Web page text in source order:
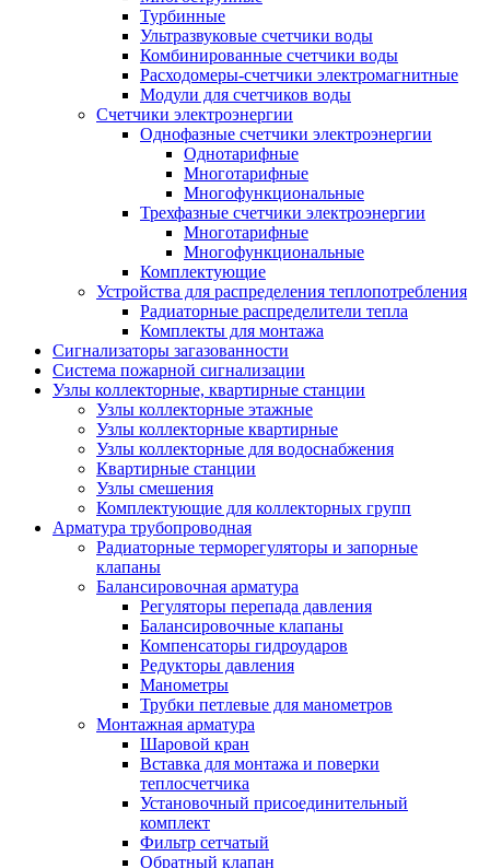
Турбинные
Ультразвуковые счетчики воды
Комбинированные счетчики воды
Расходомеры-счетчики электромагнитные
Модули для счетчиков воды
Счетчики электроэнергии
Однофазные счетчики электроэнергии
Однотарифные
Многотарифные
Многофункциональные
Трехфазные счетчики электроэнергии
Многотарифные
Многофункциональные
Комплектующие
Устройства для распределения теплопотребления
Радиаторные распределители тепла
Комплекты для монтажа
Сигнализаторы загазованности
Система пожарной сигнализации
Узлы коллекторные, квартирные станции
Узлы коллекторные этажные
Узлы коллекторные квартирные
Узлы коллекторные для водоснабжения
Квартирные станции
Узлы смешения
Комплектующие для коллекторных групп
Арматура трубопроводная
Радиаторные терморегуляторы и запорные
клапаны
Балансировочная арматура
Регуляторы перепада давления
Балансировочные клапаны
Компенсаторы гидроударов
Редукторы давления
Манометры
Трубки петлевые для манометров
Монтажная арматура
Шаровой кран
Вставка для монтажа и поверки
теплосчетчика
Установочный присоединительный
комплект
Фильтр сетчатый
Обратный клапан